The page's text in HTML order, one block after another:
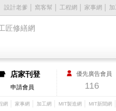
匠修繕網
設計老爹 窩客幫 工程網 家事網
店家刊登
申請會員
優先廣告會員
116
網 家事網 加工網 MIT製造網 MIT新聞網